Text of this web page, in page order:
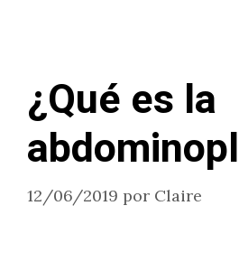
¿Qué es la
12/06/2019 por Claire